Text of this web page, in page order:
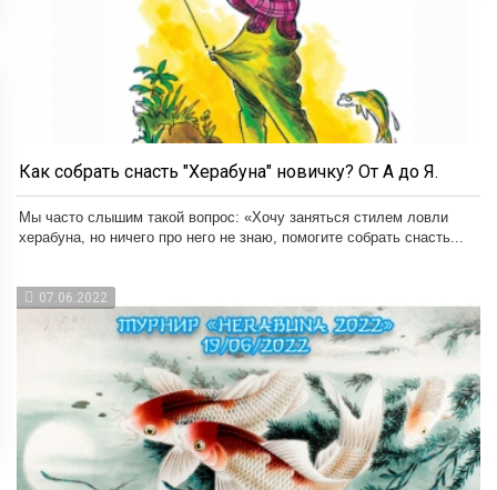
Как собрать снасть "Херабуна" новичку? От А до Я.
Мы часто слышим такой вопрос: «Хочу заняться стилем ловли
херабуна, но ничего про него не знаю, помогите собрать снасть...
07.06.2022